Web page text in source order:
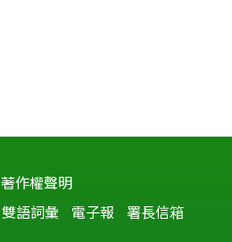
著作權聲明
雙語詞彙 電子報 署長信箱